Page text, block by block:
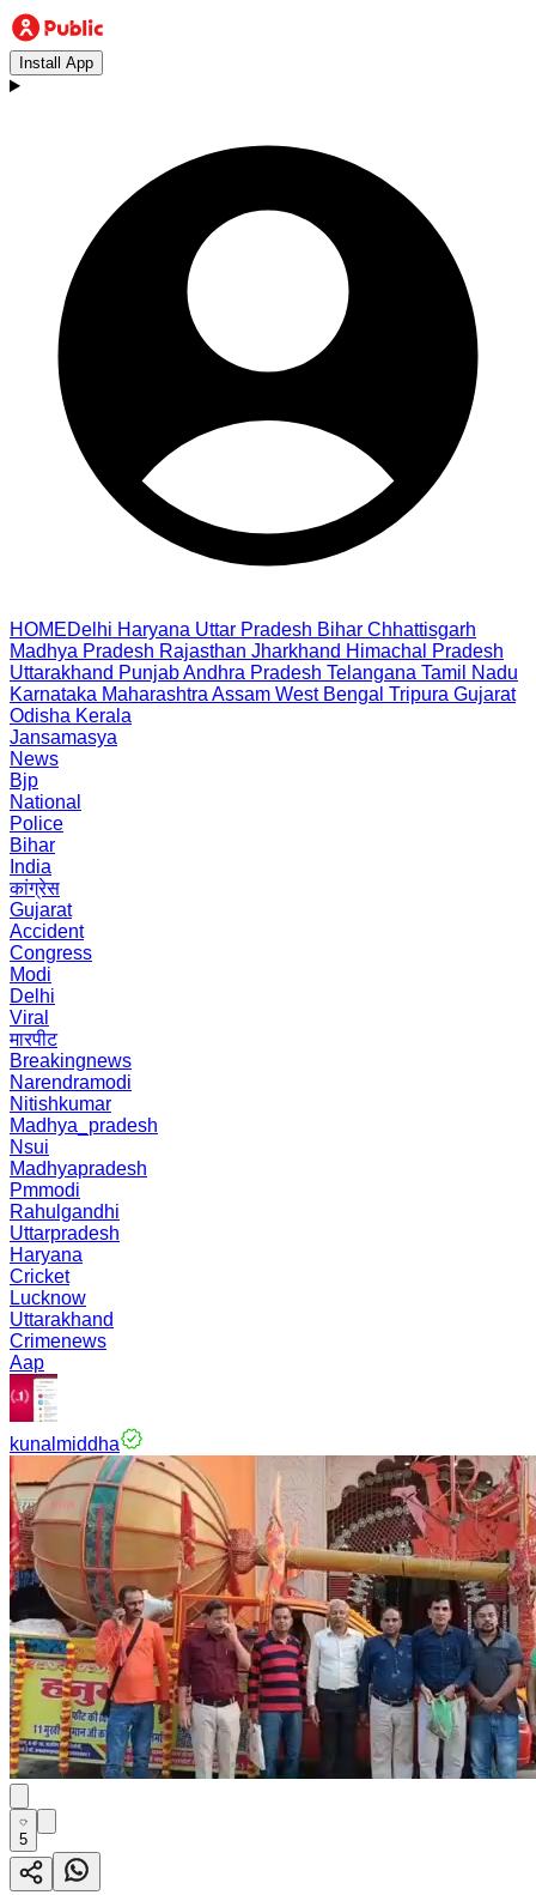
Install App
HOMEDelhi Haryana Uttar Pradesh Bihar Chhattisgarh
Madhya Pradesh Rajasthan Jharkhand Himachal Pradesh
Uttarakhand PunjabAndhra Pradesh Telangana Tamil Nadu
Karnataka Maharashtra Assam West Bengal Tripura Gujarat
Odisha Kerala
Jansamasya
News
Bjp
National
Police
Bihar
India
कांग्रेस
Gujarat
Accident
Congress
Modi
Delhi
Viral
मारपीट
Breakingnews
Narendramodi
Nitishkumar
Madhya_pradesh
Nsui
Madhyapradesh
Pmmodi
Rahulgandhi
Uttarpradesh
Haryana
Cricket
Lucknow
Uttarakhand
Crimenews
Aap
kunalmiddha
5